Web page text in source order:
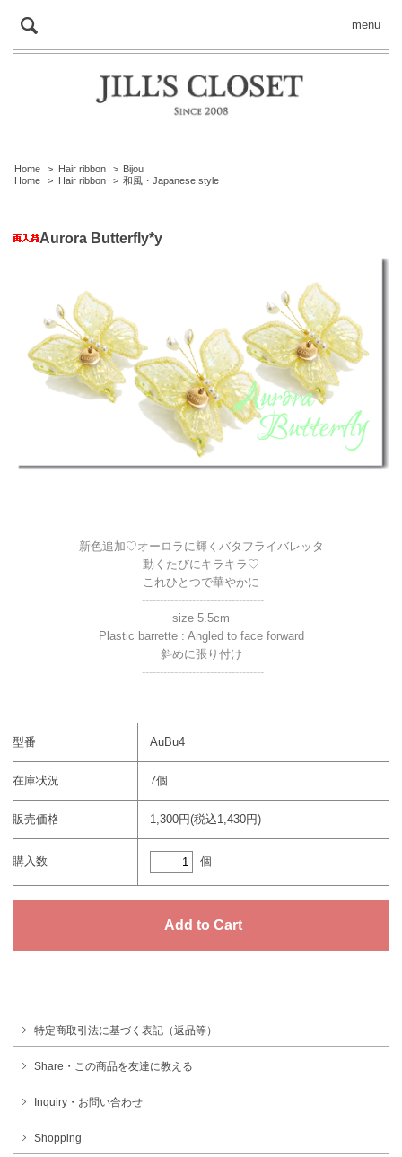
menu
Home > Hair ribbon > Bijou
Home
> Hair ribbon > 和風・Japanese style
Aurora Butterfly*y
新色追加♡オーロラに輝くバタフライバレッタ
動くたびにキラキラ♡
これひとつで華やかに
----------------------------------
size 5.5cm
Plastic barrette : Angled to face forward
斜めに張り付け
----------------------------------
型番 AuBu4
在庫状況 7個
販売価格 1,300円(税込1,430円)
購入数 個
特定商取引法に基づく表記（返品等）
Share・この商品を友達に教える
Inquiry・お問い合わせ
Shopping